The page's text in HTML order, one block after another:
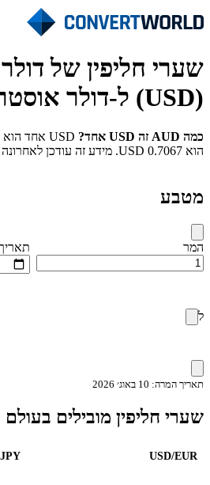
שערי חליפין של
(USD) ל-דולר אוסטרלי (AUD)
כמה AUD זה USD אחד?
הוא 0.7067 USD. מידע זה עודכן לאחרונה ב-9 באוג׳ 2026.
מטבע
המר
ל
תאריך המרה: 10 באוג׳ 2026
שערי חליפין מובילים בעולם
USD/EUR